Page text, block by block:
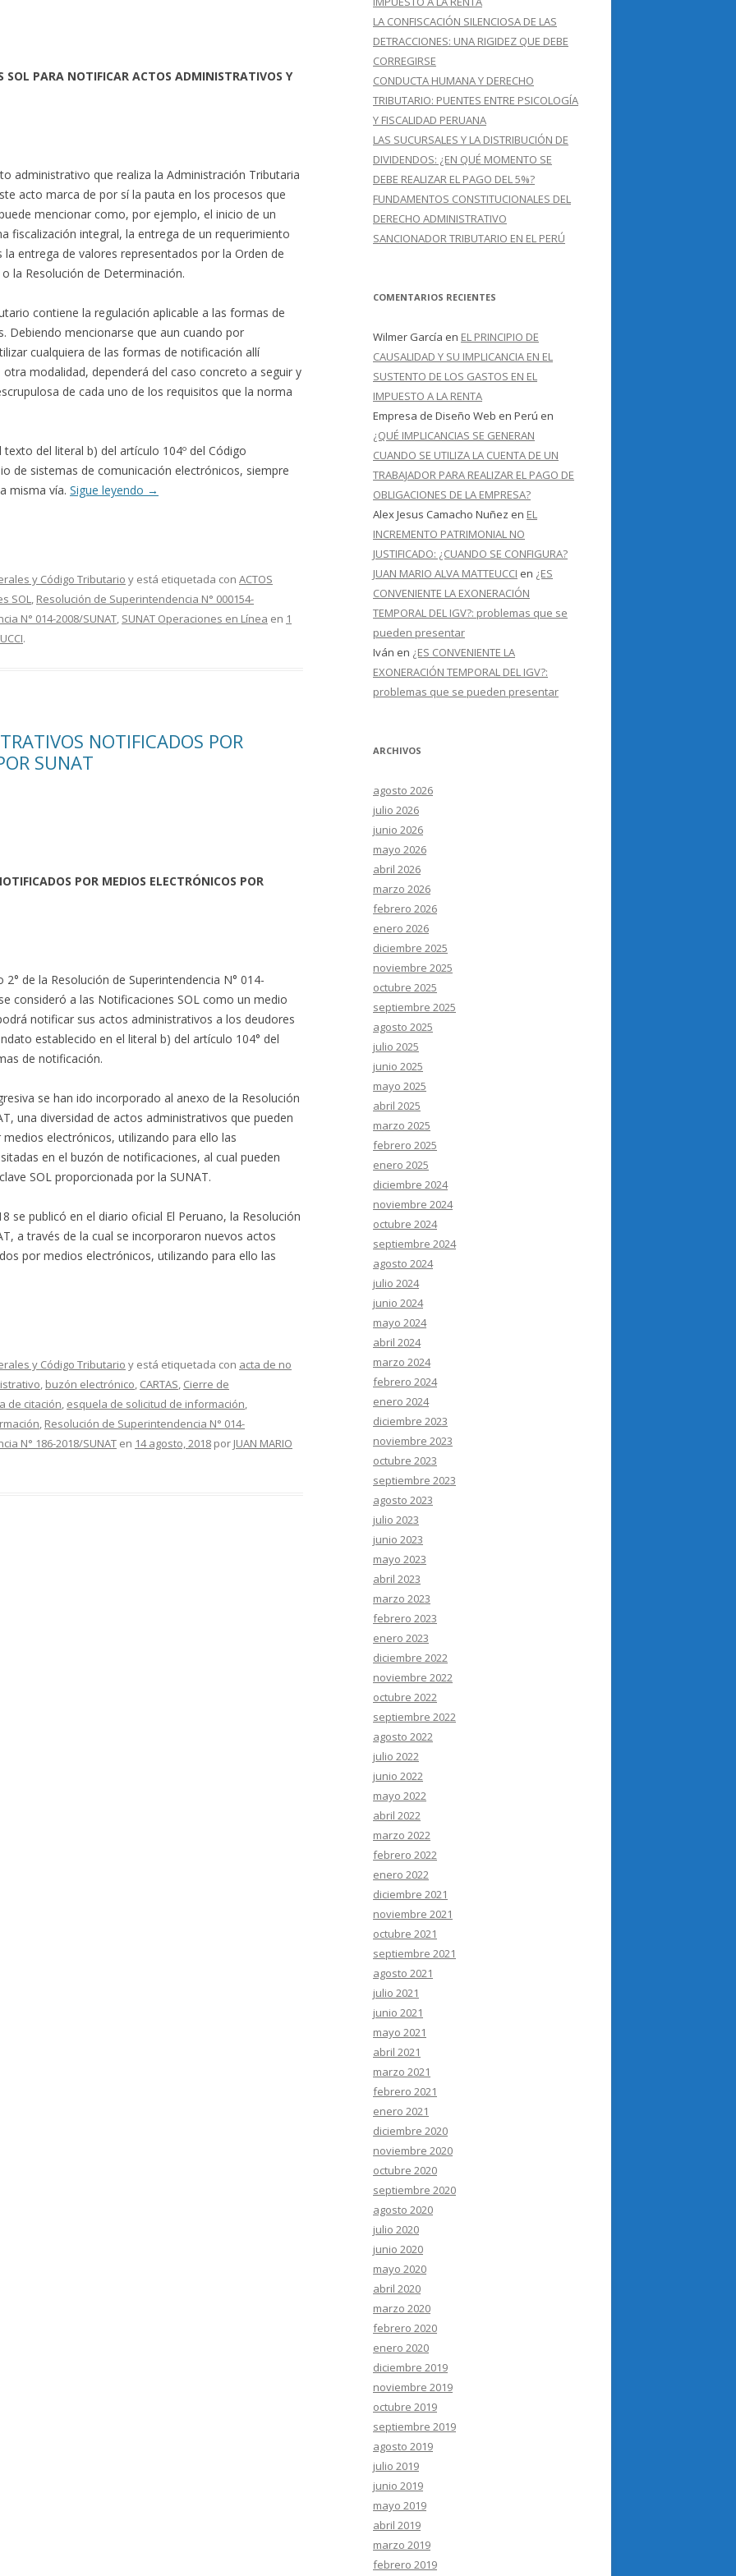
SOL PARA NOTIFICAR ACTOS ADMINISTRATIVOS Y
administrativo que realiza la Administración Tributaria
acto marca de por sí la pauta en los procesos que
mencionar como, por ejemplo, el inicio de un
fiscalización integral, la entrega de un requerimiento
entrega de valores representados por la Orden de
la Resolución de Determinación.
contiene la regulación aplicable a las formas de
Debiendo mencionarse que aun cuando por
cualquiera de las formas de notificación allí
modalidad, dependerá del caso concreto a seguir y
de cada uno de los requisitos que la norma
del literal b) del artículo 104º del Código
de sistemas de comunicación electrónicos, siempre
misma vía. Sigue leyendo →
y Código Tributario y está etiquetada con ACTOS
SOL, Resolución de Superintendencia N° 000154-
N° 014-2008/SUNAT, SUNAT Operaciones en Línea en 1
.
NOTIFICADOS POR
SUNAT
POR MEDIOS ELECTRÓNICOS POR
de la Resolución de Superintendencia N° 014-
consideró a las Notificaciones SOL como un medio
notificar sus actos administrativos a los deudores
establecido en el literal b) del artículo 104° del
de notificación.
se han ido incorporado al anexo de la Resolución
una diversidad de actos administrativos que pueden
electrónicos, utilizando para ello las
en el buzón de notificaciones, al cual pueden
SOL proporcionada por la SUNAT.
se publicó en el diario oficial El Peruano, la Resolución
a través de la cual se incorporaron nuevos actos
por medios electrónicos, utilizando para ello las
y Código Tributario y está etiquetada con acta de no
, buzón electrónico, CARTAS, Cierre de
de citación, esquela de solicitud de información,
, Resolución de Superintendencia N° 014-
N° 186-2018/SUNAT en 14 agosto, 2018 por JUAN MARIO
LA CONFISCACIÓN SILENCIOSA DE LAS
DETRACCIONES: UNA RIGIDEZ QUE DEBE
CORREGIRSE
CONDUCTA HUMANA Y DERECHO
TRIBUTARIO: PUENTES ENTRE PSICOLOGÍA
Y FISCALIDAD PERUANA
LAS SUCURSALES Y LA DISTRIBUCIÓN DE
DIVIDENDOS: ¿EN QUÉ MOMENTO SE
DEBE REALIZAR EL PAGO DEL 5%?
FUNDAMENTOS CONSTITUCIONALES DEL
DERECHO ADMINISTRATIVO
SANCIONADOR TRIBUTARIO EN EL PERÚ
COMENTARIOS RECIENTES
Wilmer García en EL PRINCIPIO DE
CAUSALIDAD Y SU IMPLICANCIA EN EL
SUSTENTO DE LOS GASTOS EN EL
IMPUESTO A LA RENTA
Empresa de Diseño Web en Perú en
¿QUÉ IMPLICANCIAS SE GENERAN
CUANDO SE UTILIZA LA CUENTA DE UN
TRABAJADOR PARA REALIZAR EL PAGO DE
OBLIGACIONES DE LA EMPRESA?
Alex Jesus Camacho Nuñez en EL
INCREMENTO PATRIMONIAL NO
JUSTIFICADO: ¿CUANDO SE CONFIGURA?
JUAN MARIO ALVA MATTEUCCI en ¿ES
CONVENIENTE LA EXONERACIÓN
TEMPORAL DEL IGV?: problemas que se
pueden presentar
Iván en ¿ES CONVENIENTE LA
EXONERACIÓN TEMPORAL DEL IGV?:
problemas que se pueden presentar
ARCHIVOS
agosto 2026
julio 2026
junio 2026
mayo 2026
abril 2026
marzo 2026
febrero 2026
enero 2026
diciembre 2025
noviembre 2025
octubre 2025
septiembre 2025
agosto 2025
julio 2025
junio 2025
mayo 2025
abril 2025
marzo 2025
febrero 2025
enero 2025
diciembre 2024
noviembre 2024
octubre 2024
septiembre 2024
agosto 2024
julio 2024
junio 2024
mayo 2024
abril 2024
marzo 2024
febrero 2024
enero 2024
diciembre 2023
noviembre 2023
octubre 2023
septiembre 2023
agosto 2023
julio 2023
junio 2023
mayo 2023
abril 2023
marzo 2023
febrero 2023
enero 2023
diciembre 2022
noviembre 2022
octubre 2022
septiembre 2022
agosto 2022
julio 2022
junio 2022
mayo 2022
abril 2022
marzo 2022
febrero 2022
enero 2022
diciembre 2021
noviembre 2021
octubre 2021
septiembre 2021
agosto 2021
julio 2021
junio 2021
mayo 2021
abril 2021
marzo 2021
febrero 2021
enero 2021
diciembre 2020
noviembre 2020
octubre 2020
septiembre 2020
agosto 2020
julio 2020
junio 2020
mayo 2020
abril 2020
marzo 2020
febrero 2020
enero 2020
diciembre 2019
noviembre 2019
octubre 2019
septiembre 2019
agosto 2019
julio 2019
junio 2019
mayo 2019
abril 2019
marzo 2019
febrero 2019